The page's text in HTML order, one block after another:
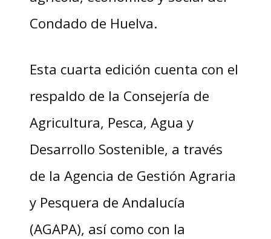
Condado de Huelva.
Esta cuarta edición cuenta con el
respaldo de la Consejería de
Agricultura, Pesca, Agua y
Desarrollo Sostenible, a través
de la Agencia de Gestión Agraria
y Pesquera de Andalucía
(AGAPA), así como con la